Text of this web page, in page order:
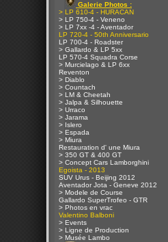
Galerie Photos :
> LP 610-4 - HURACAN
> LP 750-4 - Veneno
> LP 7xx -4 - Aventador
LP 720-4 - 50th Anniversario
LP 700-4 - Roadster
> Gallardo & LP 5xx
LP 570-4 Squadra Corse
> Murcielago & LP 6xx
Reventon
> Diablo
> Countach
> LM & Cheetah
> Jalpa & Silhouette
> Urraco
> Jarama
> Islero
> Espada
> Miura
Restauration d' une Miura
> 350 GT & 400 GT
> Concept Cars Lamborghini
Egoista - 2013
SUV Urus - Beijing 2012
Aventador Jota - Geneve 2012
> Modele de Course
Gallardo SuperTrofeo - GTR
> Photos en vrac
Valentino Balboni
> Events
> Ligne de Production
> Musée Lambo